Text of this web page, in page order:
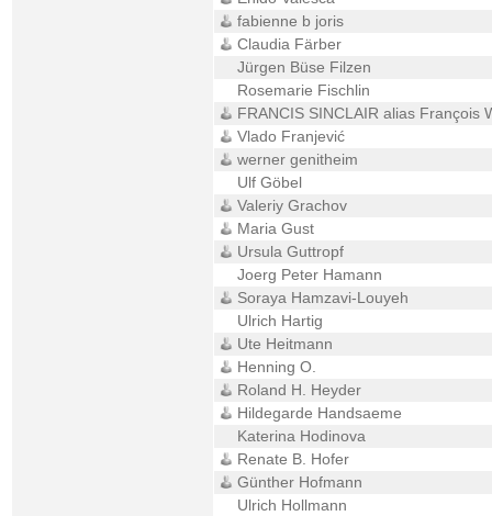
fabienne b joris
Claudia Färber
Jürgen Büse Filzen
Rosemarie Fischlin
FRANCIS SINCLAIR alias François
Vlado Franjević
werner genitheim
Ulf Göbel
Valeriy Grachov
Maria Gust
Ursula Guttropf
Joerg Peter Hamann
Soraya Hamzavi-Louyeh
Ulrich Hartig
Ute Heitmann
Henning O.
Roland H. Heyder
Hildegarde Handsaeme
Katerina Hodinova
Renate B. Hofer
Günther Hofmann
Ulrich Hollmann